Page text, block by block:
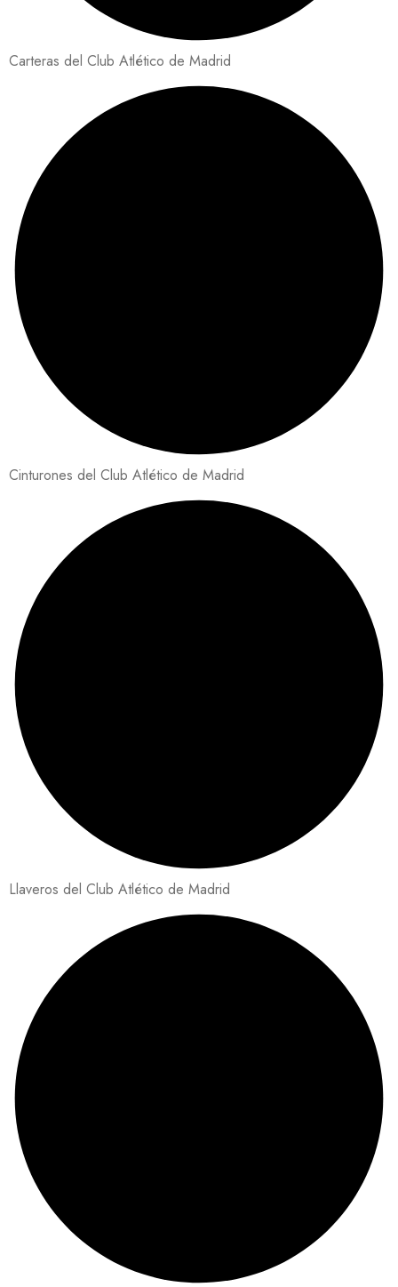
Carteras del Club Atlético de Madrid
Cinturones del Club Atlético de Madrid
Llaveros del Club Atlético de Madrid